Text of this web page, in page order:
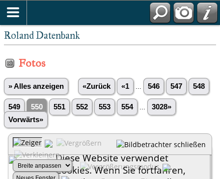
Roland Datenbank
Fotos
» Alles anzeigen «Zurück «1 546 547 548
549 550 551 552 553 554
3028»
Vorwärts»